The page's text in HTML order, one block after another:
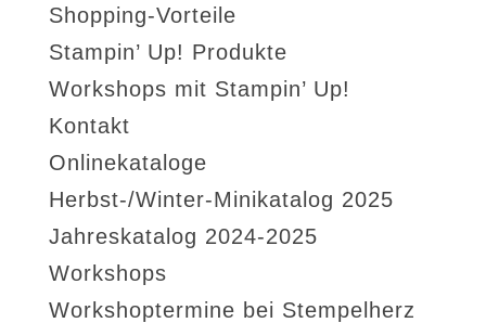
Shopping-Vorteile
Stampin’ Up! Produkte
Workshops mit Stampin’ Up!
Kontakt
Onlinekataloge
Herbst-/Winter-Minikatalog 2025
Jahreskatalog 2024-2025
Workshops
Workshoptermine bei Stempelherz